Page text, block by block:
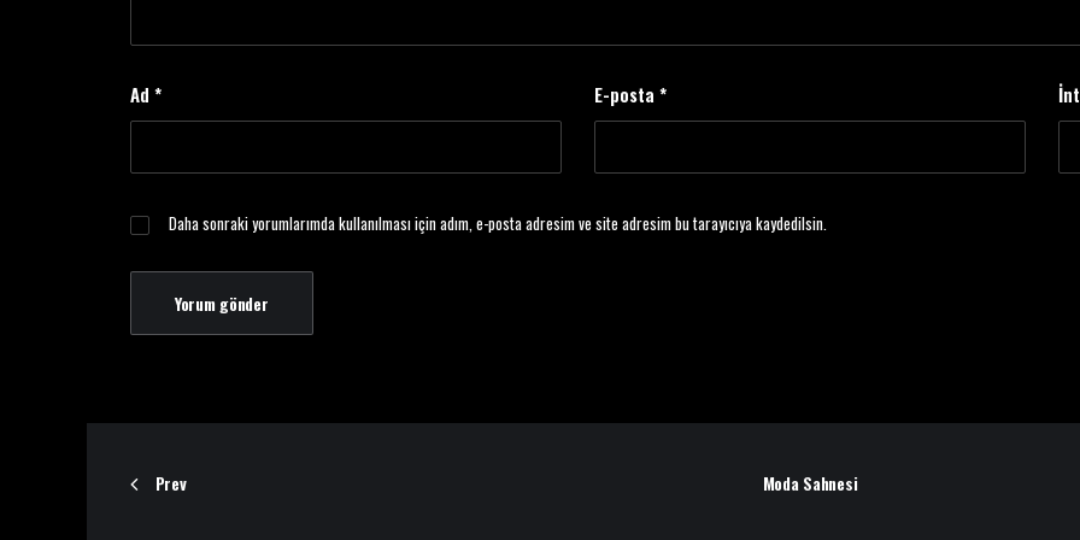
Ad * E-posta *
Daha sonraki yorumlarımda kullanılması için adım, e-posta adresim ve site adresim bu tarayıcıya kaydedilsin.
Prev Moda Sahnesi